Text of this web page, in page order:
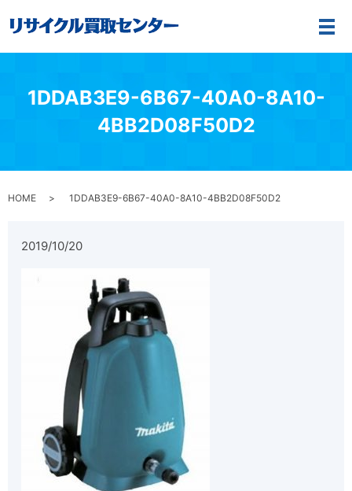
メ
1DDAB3E9-6B67-40A0-8A10-
4BB2D08F50D2
HOME 1DDAB3E9-6B67-40A0-8A10-4BB2D08F50D2
2019/10/20